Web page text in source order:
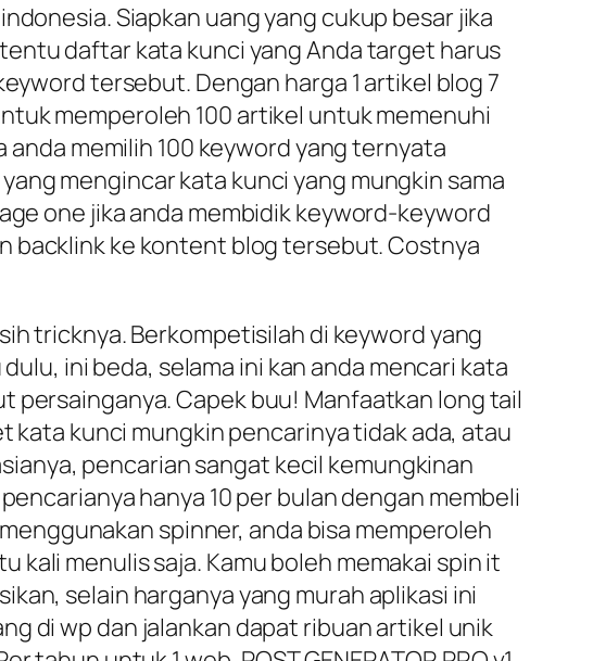
Siapkan uang yang cukup besar jika
daftar kata kunci yang Anda target harus
tersebut. Dengan harga 1 artikel blog 7
memperoleh 100 artikel untuk memenuhi
memilih 100 keyword yang ternyata
mengincar kata kunci yang mungkin sama
one jika anda membidik keyword-keyword
backlink ke kontent blog tersebut. Costnya
tricknya. Berkompetisilah di keyword yang
ini beda, selama ini kan anda mencari kata
Capek buu! Manfaatkan long tail
kata kunci mungkin pencarinya tidak ada, atau
pencarian sangat kecil kemungkinan
hanya 10 per bulan dengan membeli
spinner, anda bisa memperoleh
menulis saja. Kamu boleh memakai spin it
selain harganya yang murah aplikasi ini
di wp dan jalankan dapat ribuan artikel unik